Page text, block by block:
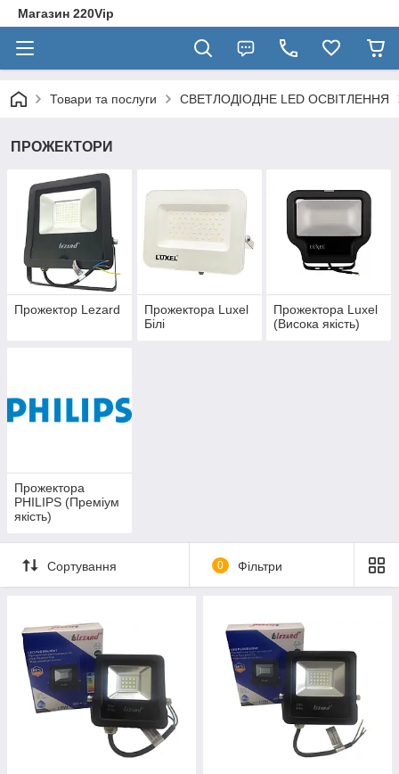
Магазин 220Vip
Товари та послуги СВЕТЛОДІОДНЕ LED ОСВІТЛЕННЯ
ПРОЖЕКТОРИ
Прожектор Lezard
Прожектора Luxel
Білі
Прожектора Luxel
(Висока якість)
Прожектора
PHILIPS (Преміум
якість)
Сортування 0 Фільтри